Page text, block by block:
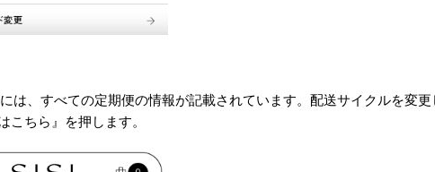
は、すべての定期便の情報が記載されています。配送サイクルを変
こちら』を押します。